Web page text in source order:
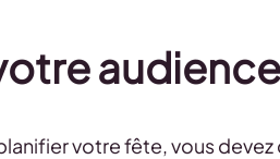
audience
votre fête, vous